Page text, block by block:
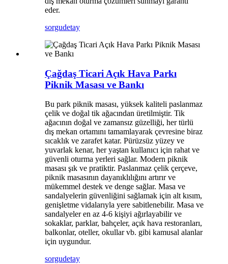
eder.
sorgudetay
Çağdaş Ticari Açık Hava Parkı
Piknik Masası ve Bankı
Bu park piknik masası, yüksek kaliteli paslanmaz
çelik ve doğal tik ağacından üretilmiştir. Tik
ağacının doğal ve zamansız güzelliği, her türlü
dış mekan ortamını tamamlayarak çevresine biraz
sıcaklık ve zarafet katar. Pürüzsüz yüzey ve
yuvarlak kenar, her yaştan kullanıcı için rahat ve
güvenli oturma yerleri sağlar. Modern piknik
masası şık ve pratiktir. Paslanmaz çelik çerçeve,
piknik masasının dayanıklılığını artırır ve
mükemmel destek ve denge sağlar. Masa ve
sandalyelerin güvenliğini sağlamak için alt kısım,
genişletme vidalarıyla yere sabitlenebilir. Masa ve
sandalyeler en az 4-6 kişiyi ağırlayabilir ve
sokaklar, parklar, bahçeler, açık hava restoranları,
balkonlar, oteller, okullar vb. gibi kamusal alanlar
için uygundur.
sorgudetay